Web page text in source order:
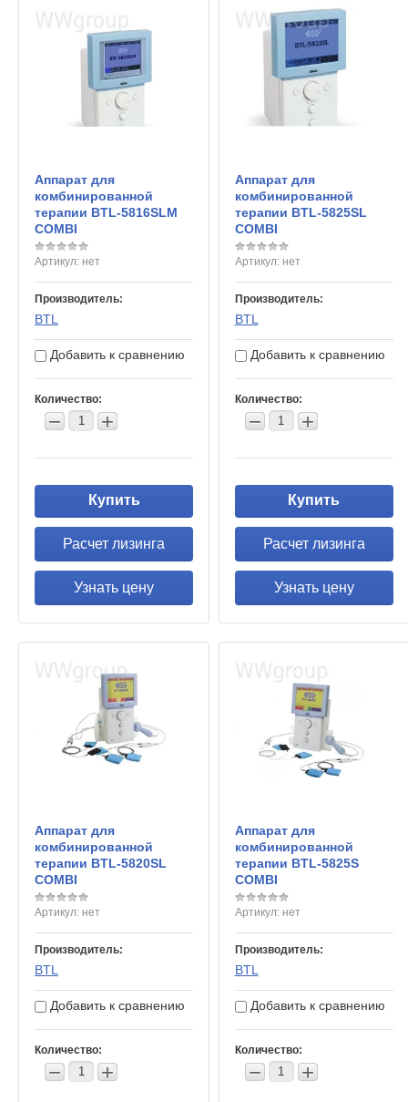
Аппарат для
комбинированной
терапии BTL-5816SLM
COMBI
Артикул: нет
Производитель:
BTL
Добавить к сравнению
Количество:
− +
Купить
Расчет лизинга
Узнать цену
Аппарат для
комбинированной
терапии BTL-5825SL
COMBI
Артикул:нет
Производитель:
BTL
Добавить к сравнению
Количество:
− +
Купить
Расчет лизинга
Узнать цену
Аппарат для
комбинированной
терапии BTL-5820SL
COMBI
Артикул: нет
Производитель:
BTL
Добавить к сравнению
Количество:
− +
Аппарат для
комбинированной
терапии BTL-5825S
COMBI
Артикул:нет
Производитель:
BTL
Добавить к сравнению
Количество:
− +